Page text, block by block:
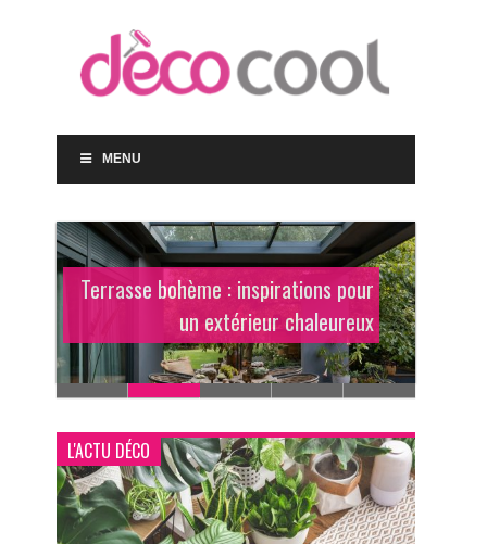
MENU
Quelle peinture choisir pour ses
murs ?
L'ACTU DÉCO